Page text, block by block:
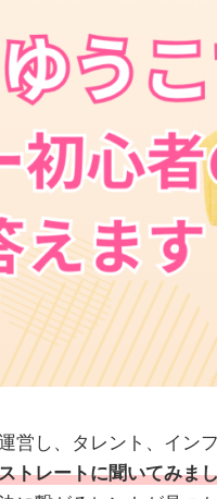
営し、タレント、イン
トレートに聞いてみま